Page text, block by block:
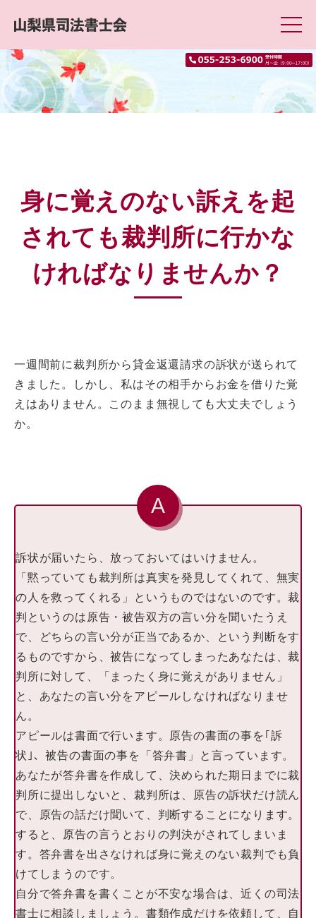
身に覚えのない訴えを起
されても裁判所に行かな
ければなりませんか？
一週間前に裁判所から貸金返還請求の訴状が送られて
きました。しかし、私はその相手からお金を借りた覚
えはありません。このまま無視しても大丈夫でしょう
か。
訴状が届いたら、放っておいてはいけません。
「黙っていても裁判所は真実を発見してくれて、無実
の人を救ってくれる」というものではないのです。裁
判というのは原告・被告双方の言い分を聞いたうえ
で、どちらの言い分が正当であるか、という判断をす
るものですから、被告になってしまったあなたは、裁
判所に対して、「まったく身に覚えがありません」
と、あなたの言い分をアピールしなければなりませ
ん。
アピールは書面で行います。原告の書面の事を｢訴
状｣、被告の書面の事を「答弁書」と言っています。
あなたが答弁書を作成して、決められた期日までに裁
判所に提出しないと、裁判所は、原告の訴状だけ読ん
で、原告の話だけ聞いて、判断することになります。
すると、原告の言うとおりの判決がされてしまいま
す。答弁書を出さなければ身に覚えのない裁判でも負
けてしまうのです。
自分で答弁書を書くことが不安な場合は、近くの司法
書士に相談しましょう。書類作成だけを依頼して、自